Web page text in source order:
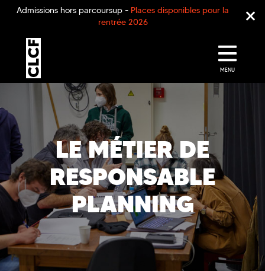
LE MÉTIER DE
RESPONSABLE
PLANNING
Admissions hors parcoursup - Places disponibles pour la
rentrée 2026
MENU